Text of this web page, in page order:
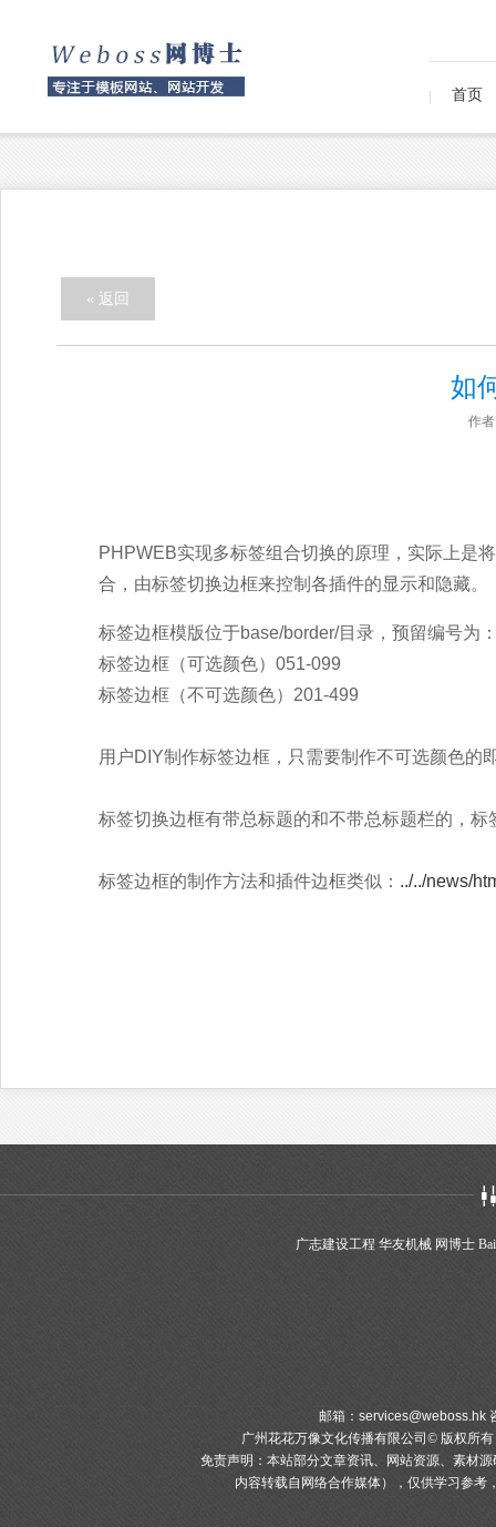
首页
« 返回
如
作
PHPWEB实现多标签组合切换的原理，实际上是
合，由标签切换边框来控制各插件的显示和隐藏。
标签边框模版位于base/border/目录，预留编号为
标签边框（可选颜色）051-099
标签边框（不可选颜色）201-499
用户DIY制作标签边框，只需要制作不可选颜色的
标签切换边框有带总标题的和不带总标题栏的，
标签边框的制作方法和插件边框类似： ../../news/
广志建设工程 华友机械 网博士
邮箱： services@weboss.hk
广州花花万像文化传播有限公司© 版权所有
免责声明：本站部分文章资讯、网站资源、素材
内容转载自网络合作媒体），仅供学习参